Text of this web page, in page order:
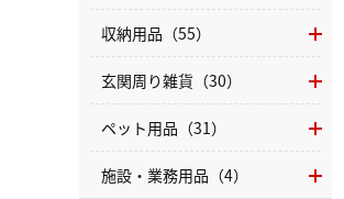
収納用品（55）
玄関周り雑貨（30）
ペット用品（31）
施設・業務用品（4）